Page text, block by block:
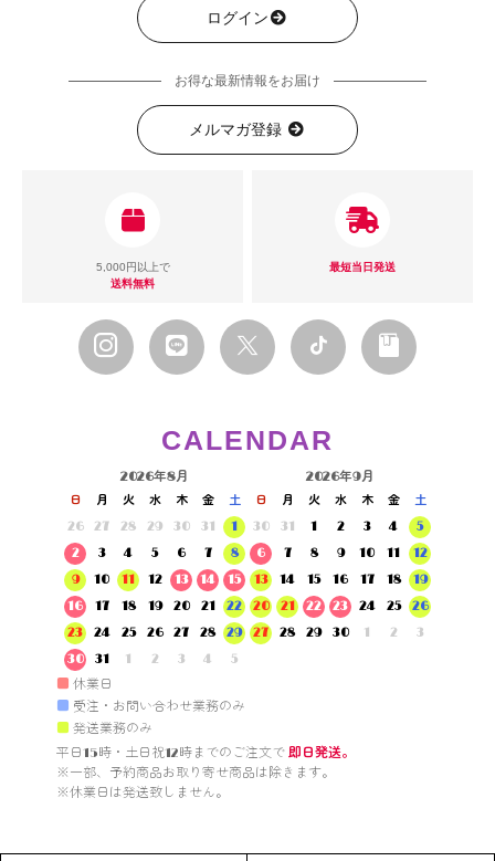
ログイン
お得な最新情報をお届け
メルマガ登録
5,000円以上で
送料無料
最短当日発送
CALENDAR
2026年8月
日 月 火 水 木 金
土
26
27 28 29 30 31
1
2
3 4 5 6 7
8
9
10 11 12 13 14
15
16
17 18 19 20 21
22
23
24 25 26 27 28
29
30
31 1 2 3 4 5
2026年9月
日 月 火 水 木 金
土
30
31 1 2 3 4
5
6
7 8 9 10 11
12
13
14 15 16 17 18
19
20
21 22 23 24 25
26
27
28 29 30 1 2 3
■ 休業日
■ 受注・お問い合わせ業務のみ
■ 発送業務のみ
平日15時・土日祝12時までのご注文で 即日発送。
※一部、予約商品お取り寄せ商品は除きます。
※休業日は発送致しません。